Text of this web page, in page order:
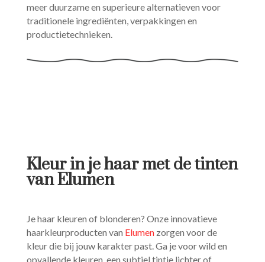
meer duurzame en superieure alternatieven voor
traditionele ingrediënten, verpakkingen en
productietechnieken.
Kleur in je haar met de tinten
van Elumen
Je haar kleuren of blonderen? Onze innovatieve
haarkleurproducten van Elumenzorgen voor de
kleur die bij jouw karakter past. Ga je voor wild en
opvallende kleuren, een subtiel tintje lichter of